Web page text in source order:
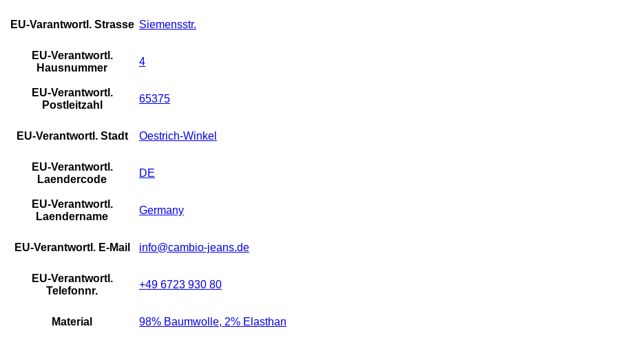
EU-Varantwortl. Strasse Siemensstr.
EU-Verantwortl.
Hausnummer
4
EU-Verantwortl.
Postleitzahl
65375
EU-Verantwortl. Stadt Oestrich-Winkel
EU-Verantwortl.
Laendercode
DE
EU-Verantwortl.
Laendername
Germany
EU-Verantwortl. E-Mail info@cambio-jeans.de
EU-Verantwortl.
Telefonnr.
+49 6723 930 80
Material 98% Baumwolle, 2% Elasthan